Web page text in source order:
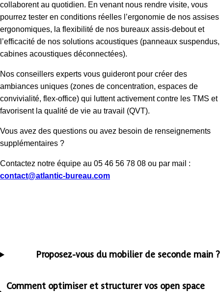
collaborent au quotidien. En venant nous rendre visite, vous
pourrez tester en conditions réelles l’ergonomie de nos assises
ergonomiques, la flexibilité de nos bureaux assis-debout et
l’efficacité de nos solutions acoustiques (panneaux suspendus,
cabines acoustiques déconnectées).
Nos conseillers experts vous guideront pour créer des
ambiances uniques (zones de concentration, espaces de
convivialité, flex-office) qui luttent activement contre les TMS et
favorisent la qualité de vie au travail (QVT).
Vous avez des questions ou avez besoin de renseignements
supplémentaires ?
Contactez notre équipe au 05 46 56 78 08 ou par mail :
contact@atlantic-bureau.com
Proposez-vous du mobilier de seconde main ?
Comment optimiser et structurer vos open space